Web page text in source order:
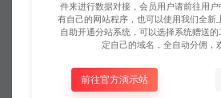
利用fract函数创建重复的贴图，
件来进行数据对接，会员用户请前往用
有自己的网站程序，也可以使用我们全新
自助开通分站系统，可以选择系统赠送
定自己的域名，全自动分佣，
前往官方演示站